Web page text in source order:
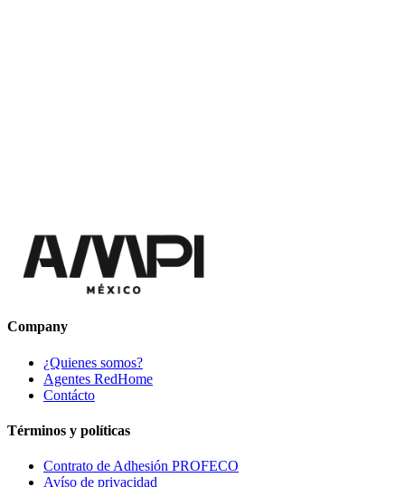
Company
¿Quienes somos?
Agentes RedHome
Contácto
Términos y políticas
Contrato de Adhesión PROFECO
Avíso de privacidad